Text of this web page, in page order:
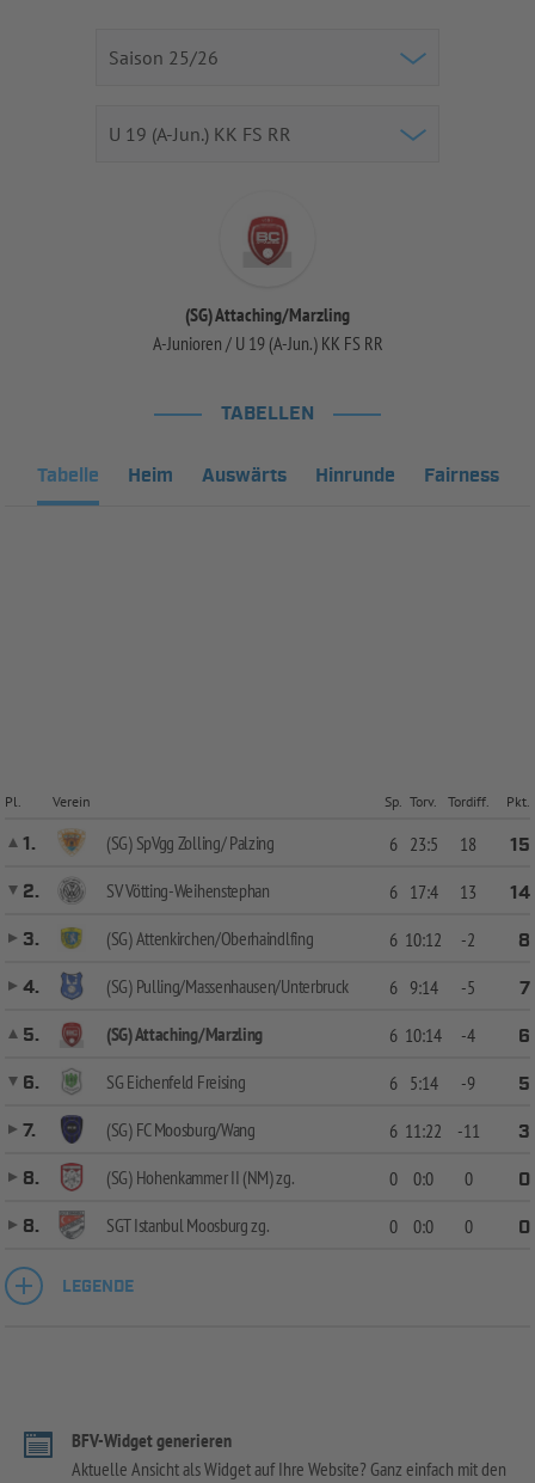
(SG) Attaching/Marzling
A-Junioren / U 19 (A-Jun.) KK FS RR
TABELLEN
Tabelle Heim Auswärts Hinrunde Fairness
Pl. Verein Sp. Torv. Tordiff. Pkt.
1. (SG) SpVgg Zolling/ Palzing 6 23:5 18
15
2.
SV Vötting-Weihenstephan 6 17:4 13
14
3.
(SG) Attenkirchen/Oberhaindlfing 6 10:12 -2
8
4.
(SG) Pulling/Massenhausen/Unterbruck 6 9:14 -5
7
5.
(SG) Attaching/Marzling 6 10:14 -4
6
6.
SG Eichenfeld Freising 6 5:14 -9
5
7.
(SG) FC Moosburg/Wang 6 11:22 -11
3
8.
(SG) Hohenkammer II (NM) zg. 0 0:0 0
0
8.
SGT Istanbul Moosburg zg. 0 0:0 0 0
LEGENDE
BFV-Widget generieren
Aktuelle Ansicht als Widget auf Ihre Website? Ganz einfach mit den